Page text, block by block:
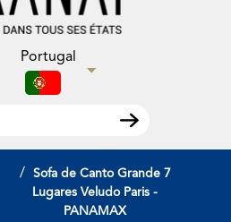
Portugal
Sofa de Canto Grande 7
Lugares Veludo Paris -
PANAMAX